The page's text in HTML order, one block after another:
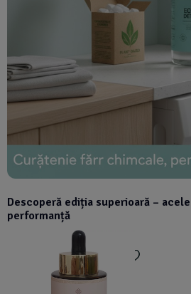
Descoperă ediția superioară –
performanță